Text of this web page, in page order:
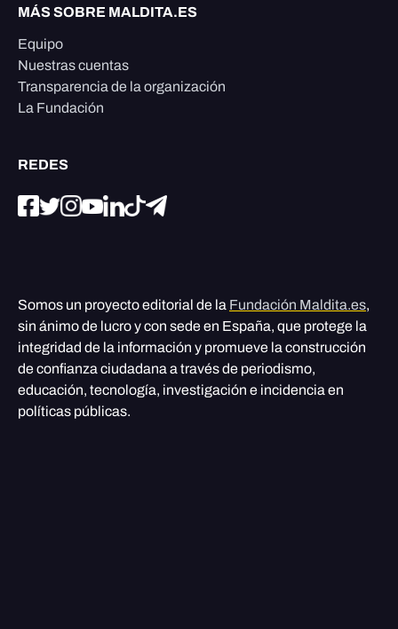
MÁS SOBRE MALDITA.ES
Equipo
Nuestras cuentas
Transparencia de la organización
La Fundación
REDES
Somos un proyecto editorial de la Fundación Maldita.es,
sin ánimo de lucro y con sede en España, que protege la
integridad de la información y promueve la construcción
de confianza ciudadana a través de periodismo,
educación, tecnología, investigación e incidencia en
políticas públicas.